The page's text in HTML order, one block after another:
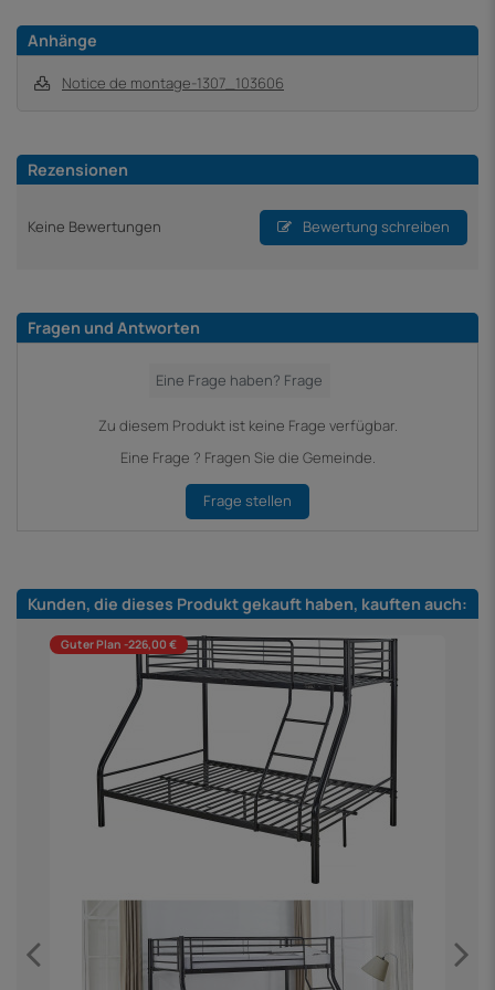
Anhänge
Notice de montage-1307_103606
Rezensionen
Keine Bewertungen Bewertung schreiben
Fragen und Antworten
Zu diesem Produkt ist keine Frage verfügbar.
Eine Frage ? Fragen Sie die Gemeinde.
Frage stellen
Kunden, die dieses Produkt gekauft haben, kauften auch:
Guter Plan -226,00 €